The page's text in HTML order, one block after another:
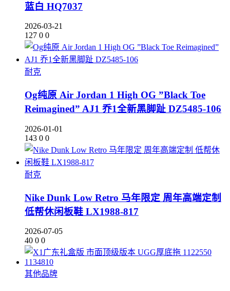
蓝白 HQ7037
2026-03-21
127 0 0
耐克
Og纯原 Air Jordan 1 High OG ”Black Toe
Reimagined” AJ1 乔1全新黑脚趾 DZ5485-106
2026-01-01
143 0 0
耐克
Nike Dunk Low Retro 马年限定 周年高端定制
低帮休闲板鞋 LX1988-817
2026-07-05
40 0 0
其他品牌